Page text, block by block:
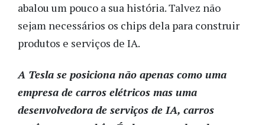
abalou um pouco a sua história. Talvez não
sejam necessários os chips dela para construir
produtos e serviços de IA.
A Tesla se posiciona não apenas como uma
empresa de carros elétricos mas uma
desenvolvedora de serviços de IA, carros